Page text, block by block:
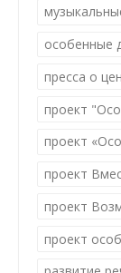
особенные
пресса о
проект
проект
проект
проект
проект